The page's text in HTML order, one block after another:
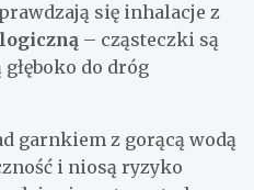
się inhalacje z
– cząsteczki są
głęboko do dróg
garnkiem z gorącą wodą
i niosą ryzyko